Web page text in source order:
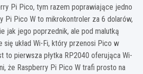
Pi Pico, tym razem poprawiające jedno
Pi Pico W to mikrokontroler za 6 dolarów,
jak jego poprzednik, ale pod malutką
układ Wi-Fi, który przenosi Pico w
to pierwsza płytka RP2040 oferująca Wi-
że Raspberry Pi Pico W trafi prosto na